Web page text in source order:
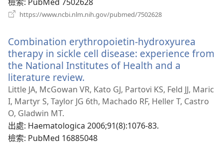
https://www.ncbi.nlm.nih.gov/pubmed/7502628
視
窗）
Combination erythropoietin-hydroxyurea
therapy in sickle cell disease: experience from
the National Institutes of Health and a
literature review.
啟
新
窗）
Little JA, McGowan VR, Kato GJ, Partovi KS, Feld JJ, Maric
I, Martyr S, Taylor JG 6th, Machado RF, Heller T, Castro
O, Gladwin MT.
出處‎: Haematologica 2006;91(8):1076-83.
檢索‎: PubMed 16885048